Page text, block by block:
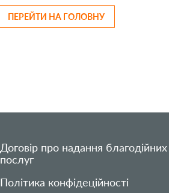
ПЕРЕЙТИ НА ГОЛОВНУ
Договір про надання благодійних
послуг
Політика конфідеційності